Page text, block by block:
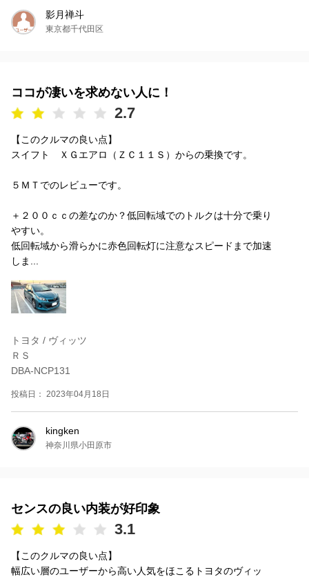
影月禅斗
東京都千代田区
ココが凄いを求めない人に！
2.7
【このクルマの良い点】
スイフト ＸＧエアロ（ＺＣ１１Ｓ）からの乗換です。
５ＭＴでのレビューです。
＋２００ｃｃの差なのか？低回転域でのトルクは十分で乗り
やすい。
低回転域から滑らかに赤色回転灯に注意なスピードまで加速
しま...
トヨタ / ヴィッツ
ＲＳ
DBA-NCP131
投稿日： 2023年04月18日
kingken
神奈川県小田原市
センスの良い内装が好印象
3.1
【このクルマの良い点】
幅広い層のユーザーから高い人気をほこるトヨタのヴィッ